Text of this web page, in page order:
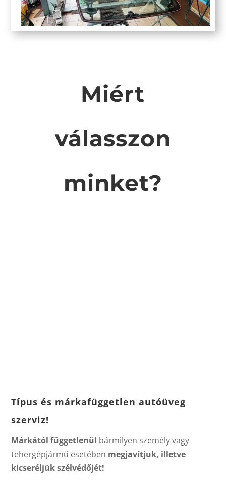
Miért
válasszon
minket?
Típus és márkafüggetlen autóüveg
szerviz!
Márkától függetlenül bármilyen személy vagy
tehergépjármű esetében megjavítjuk, illetve
kicseréljük szélvédőjét!